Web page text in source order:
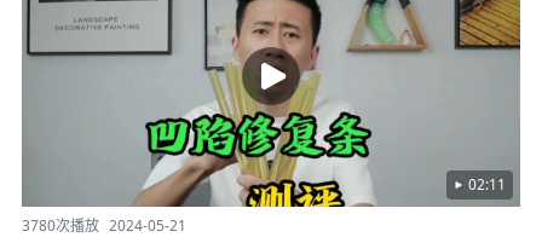
02:11
3780次播放 2024-05-21